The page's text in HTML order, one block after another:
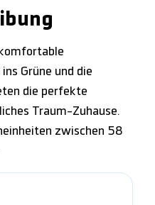
Grüne und die
die perfekte
Traum-Zuhause.
zwischen 58